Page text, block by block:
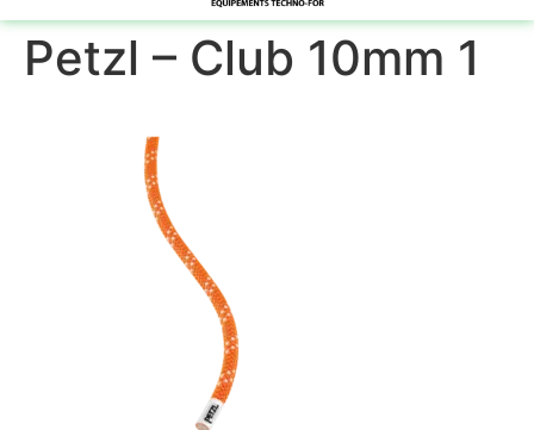
Petzl – Club 10mm 1